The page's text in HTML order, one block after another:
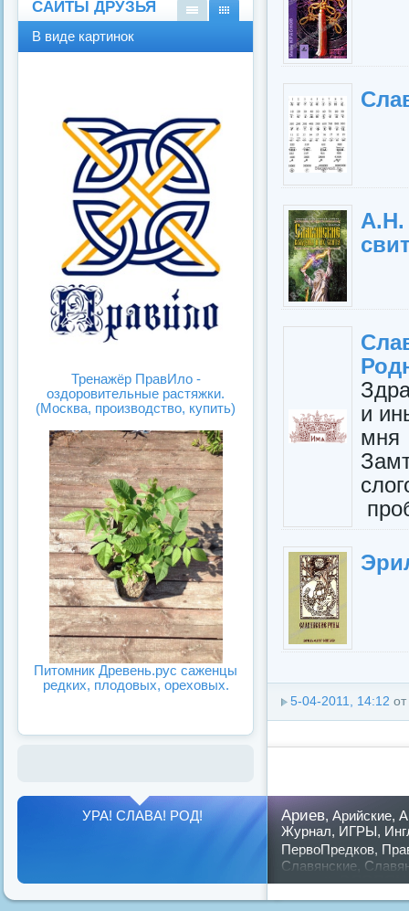
и
5-04-2011, 14:12 от
САЙТЫ ДРУЗЬЯ
В виде картинок
Тренажёр ПравИло -
оздоровительные растяжки.
(Москва, производство, купить)
Питомник Древень.рус саженцы
редких, плодовых, ореховых.
Ариев, Арийские,
Журнал, ИГРЫ,
ПервоПредков,
Славянские
русский,славян
УРА! СЛАВА! РОД!